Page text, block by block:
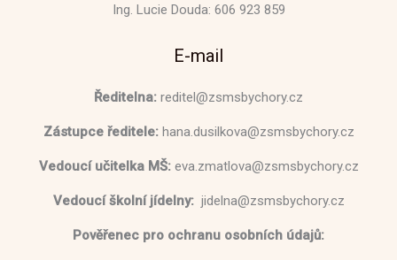
Ing. Lucie Douda: 606 923 859
E-mail
Ředitelna: reditel@zsmsbychory.cz
Zástupce ředitele:hana.dusilkova@zsmsbychory.cz
Vedoucí učitelka MŠ:eva.zmatlova@zsmsbychory.cz
Vedoucí školní jídelny: jidelna@zsmsbychory.cz
Pověřenec pro ochranu osobních údajů: